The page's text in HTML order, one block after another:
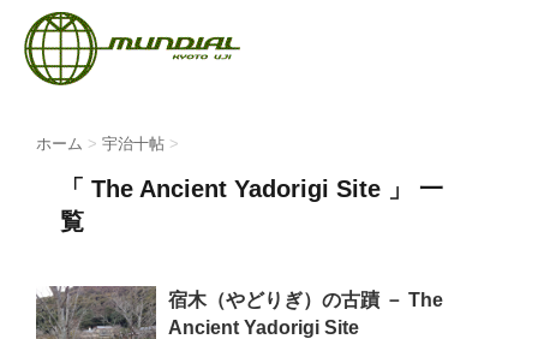
ホーム > 宇治十帖 >
「 The Ancient Yadorigi Site 」 一
覧
宿木（やどりぎ）の古蹟 － The
Ancient Yadorigi Site